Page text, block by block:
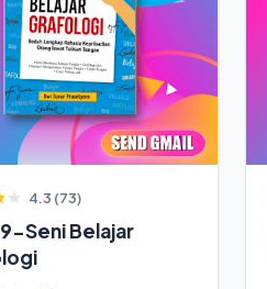
4.3 (73)
Seni Belajar